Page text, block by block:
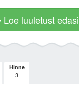
Loe luuletust edasi
Hinne
3